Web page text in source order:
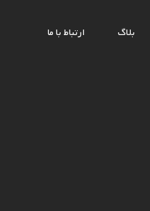
بلاگ ارتباط با ما